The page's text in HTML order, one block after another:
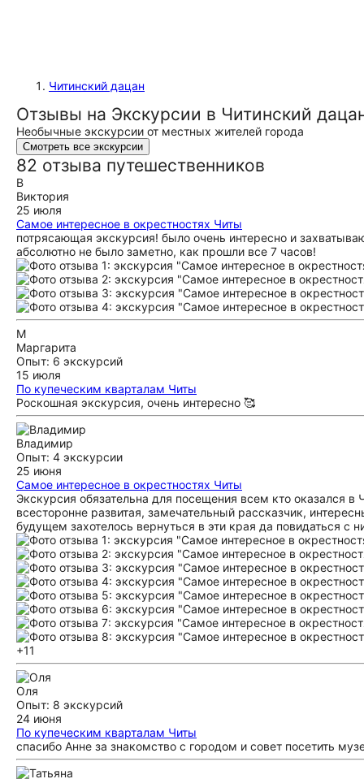
Читинский дацан
Отзывы на Экскурсии в Читинский
Необычные экскурсии от местных жителей города
Смотреть все экскурсии
82 отзыва путешественников
В
Виктория
25 июля
Самое интересное в окрестностях Читы
потрясающая экскурсия! было очень интересно и
абсолютно не было заметно, как прошли все 7 часов!
М
Маргарита
Опыт: 6 экскурсий
15 июля
По купеческим кварталам Читы
Роскошная экскурсия, очень интересно 🥰
Владимир
Опыт: 4 экскурсии
25 июня
Самое интересное в окрестностях Читы
Экскурсия обязательна для посещения всем кто оказался
всесторонне развитая, замечательный рассказчик,
будущем захотелось вернуться в эти края да повидаться
+11
Оля
Опыт: 8 экскурсий
24 июня
По купеческим кварталам Читы
спасибо Анне за знакомство с городом и совет посетить